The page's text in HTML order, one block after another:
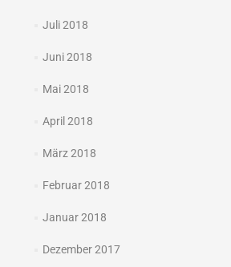
Juli 2018
Juni 2018
Mai 2018
April 2018
März 2018
Februar 2018
Januar 2018
Dezember 2017